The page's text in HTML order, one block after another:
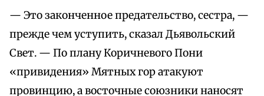
— Это законченное предательство, сестра, —
прежде чем уступить, сказал Дьявольский
Свет. — По плану Коричневого Пони
«привидения» Мятных гор атакуют
провинцию, а восточные союзники наносят